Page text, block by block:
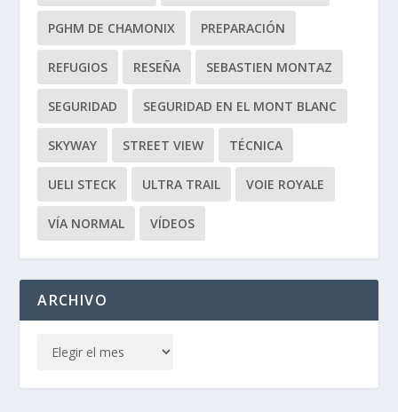
PGHM DE CHAMONIX PREPARACIÓN
REFUGIOS RESEÑA SEBASTIEN MONTAZ
SEGURIDAD SEGURIDAD EN EL MONT BLANC
SKYWAY STREET VIEW TÉCNICA
UELI STECK ULTRA TRAIL VOIE ROYALE
VÍA NORMAL VÍDEOS
ARCHIVO